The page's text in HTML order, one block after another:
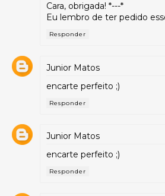
Cara, obrigada! *---*
Eu lembro de ter pedido
Responder
Junior Matos
encarte perfeito ;)
Responder
Junior Matos
encarte perfeito ;)
Responder